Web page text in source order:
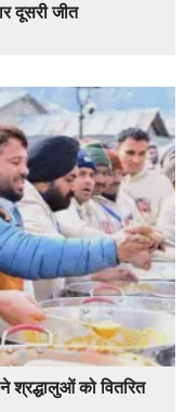
दूसरी जीत
श्रद्धालुओं को वितरित